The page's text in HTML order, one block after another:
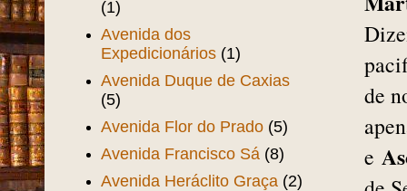
de
e
(1)
Avenida dos
Expedicionários (1)
Avenida Duque de Caxias
(5)
Avenida Flor do Prado (5)
Avenida Francisco Sá (8)
Avenida Heráclito Graça (2)